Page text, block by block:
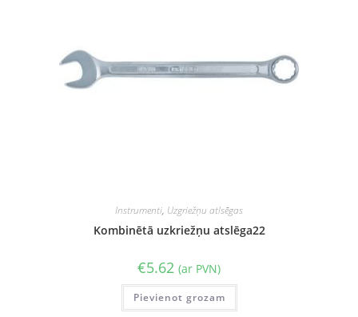
Instrumenti, Uzgriežņu atlsēgas
Kombinētā uzkriežņu atslēga22
€5.62 (ar PVN)
Pievienot grozam